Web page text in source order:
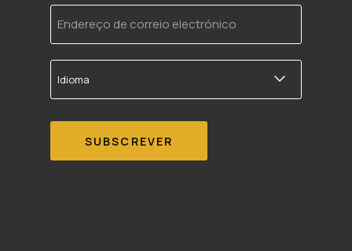
Endereço
de
correio
electrónico
Idioma